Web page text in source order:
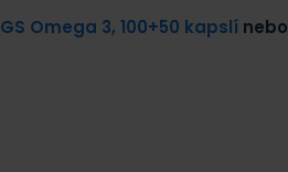
GS Omega 3, 100+50 kapslínebo